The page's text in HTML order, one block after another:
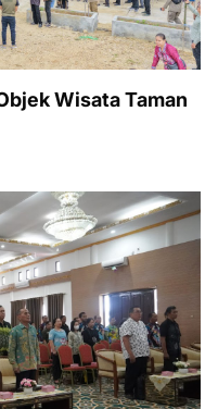
Wisata Taman